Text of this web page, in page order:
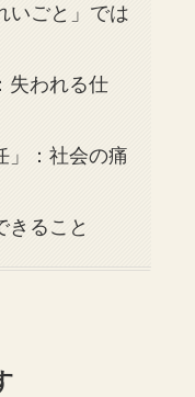
いごと」では
失われる仕
」：社会の痛
きること